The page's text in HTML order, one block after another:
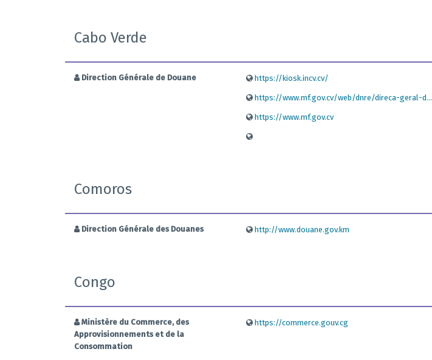
Cabo Verde
Direction Générale de Douane https://kiosk.incv.cv/
https://www.mf.gov.cv/web/dnre/direca-geral-d...
https://www.mf.gov.cv
Comoros
Direction Générale des Douanes http://www.douane.gov.km
Congo
Ministère du Commerce, des
Approvisionnements et de la
Consommation
https://commerce.gouv.cg